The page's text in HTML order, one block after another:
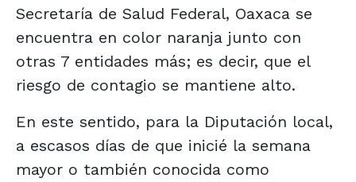
Secretaría de Salud Federal, Oaxaca se
encuentra en color naranja junto con
otras 7 entidades más; es decir, que el
riesgo de contagio se mantiene alto.
En este sentido, para la Diputación local,
a escasos días de que inicié la semana
mayor o también conocida como